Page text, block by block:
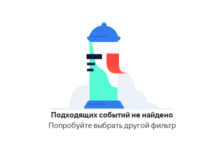
Подходящих событий не найдено
Попробуйте выбрать другой фильтр